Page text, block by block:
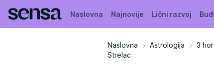
Naslovna Najnovije Lični razvoj
Naslovna Astrologija
3
Strelac